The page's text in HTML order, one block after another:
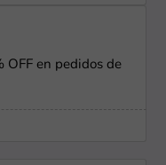
OFF en pedidos de